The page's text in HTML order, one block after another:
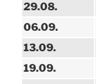
29.08.
06.09.
13.09.
19.09.